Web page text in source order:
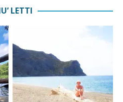
LETTI